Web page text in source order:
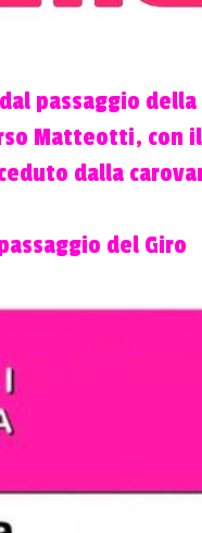
passaggio della
Matteotti, con il
dalla
del Giro